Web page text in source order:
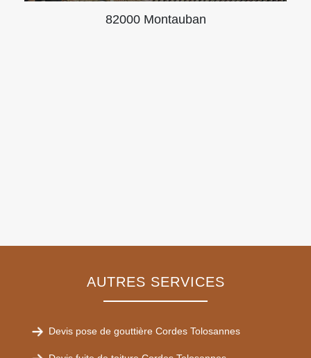
82000 Montauban
AUTRES SERVICES
Devis pose de gouttière Cordes Tolosannes